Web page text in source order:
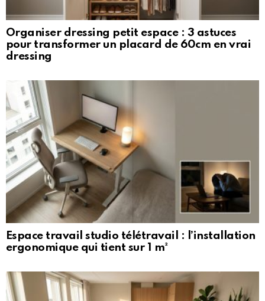
Organiser dressing petit espace : 3 astuces
pour transformer un placard de 60cm en vrai
dressing
Espace travail studio télétravail : l’installation
ergonomique qui tient sur 1 m²